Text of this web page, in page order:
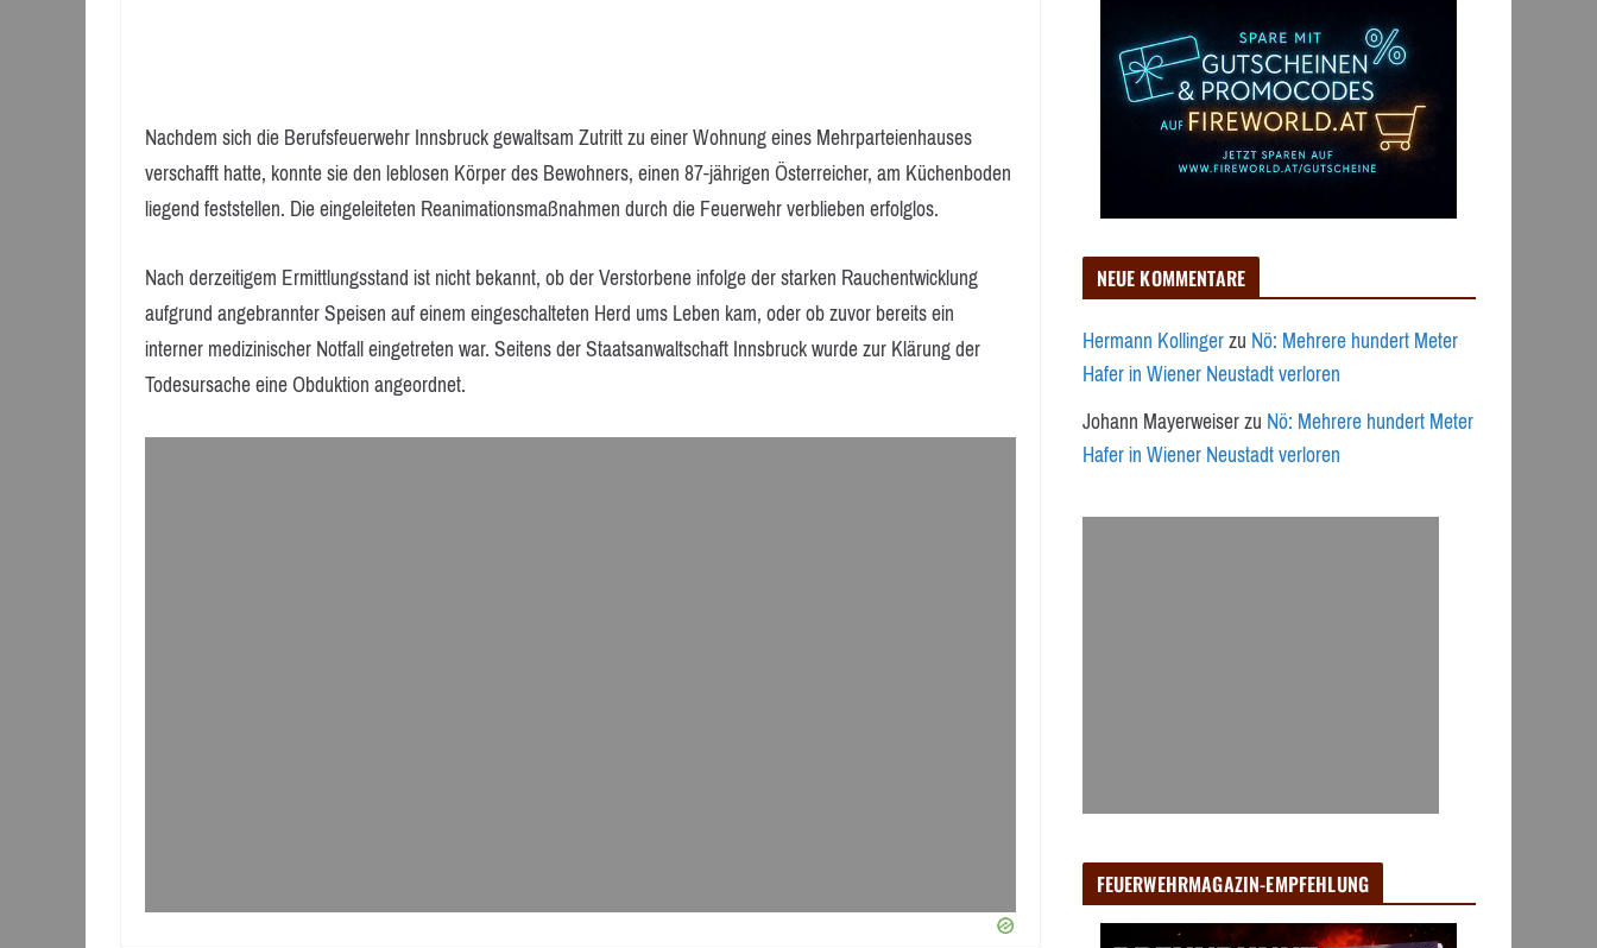
Nachdem sich die Berufsfeuerwehr Innsbruck gewaltsam Zutritt zu einer Wohnung eines Mehrparteienhauses
verschafft hatte, konnte sie den leblosen Körper des Bewohners, einen 87-jährigen Österreicher, am Küchenboden
liegend feststellen. Die eingeleiteten Reanimationsmaßnahmen durch die Feuerwehr verblieben erfolglos.
Nach derzeitigem Ermittlungsstand ist nicht bekannt, ob der Verstorbene infolge der starken Rauchentwicklung
aufgrund angebrannter Speisen auf einem eingeschalteten Herd ums Leben kam, oder ob zuvor bereits ein
interner medizinischer Notfall eingetreten war. Seitens der Staatsanwaltschaft Innsbruck wurde zur Klärung der
Todesursache eine Obduktion angeordnet.
NEUE KOMMENTARE
Hermann KollingerzuNö: Mehrere hundert Meter
Hafer in Wiener Neustadt verloren
Johann MayerweiserzuNö: Mehrere hundert Meter
Hafer in Wiener Neustadt verloren
FEUERWEHRMAGAZIN-EMPFEHLUNG